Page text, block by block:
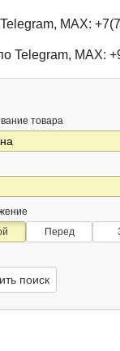
MAX:
Telegram, MAX:
товара
Перед
поиск